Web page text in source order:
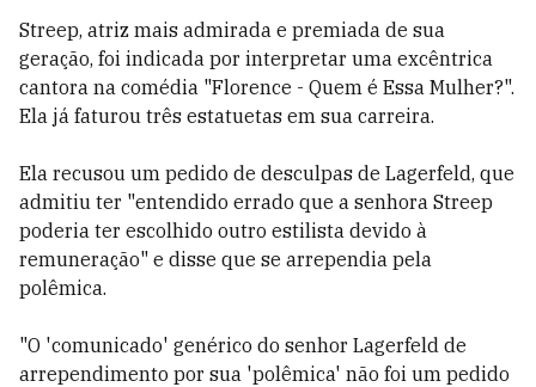
Streep, atriz mais admirada e premiada de sua
geração, foi indicada por interpretar uma excêntrica
cantora na comédia "Florence - Quem é Essa Mulher?".
Ela já faturou três estatuetas em sua carreira.
Ela recusou um pedido de desculpas de Lagerfeld, que
admitiu ter "entendido errado que a senhora Streep
poderia ter escolhido outro estilista devido à
remuneração" e disse que se arrependia pela
polêmica.
"O 'comunicado' genérico do senhor Lagerfeld de
arrependimento por sua 'polêmica' não foi um pedido